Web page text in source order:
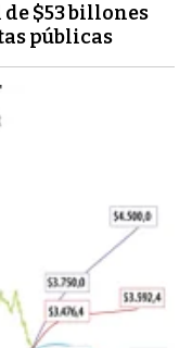
$53 billones
públicas